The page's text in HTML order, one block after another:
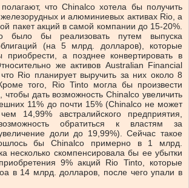
что Chinalco хотела бы получить
и алюминиевых активах Rio, а
пакет акций в самой компании до 15-20%.
было бы реализовать путем выпуска
(на 5 млрд. долларов), которые
а позднее конвертировать в
же активов Australian Financial
что Rio планирует выручить за них около 8
того, Rio Tinto могла бы произвести
дать возможность Chinalco увеличить
11% до почти 15% (Chinalco не может
14,99% австралийского предприятия,
обратиться к властям за
доли до 19,99%). Сейчас такое
бы Chinalco примерно в 1 млрд.
несколько скомпенсировала бы ее убытки
9% акций Rio Tinto, которые
в 14 млрд. долларов, после чего упали в